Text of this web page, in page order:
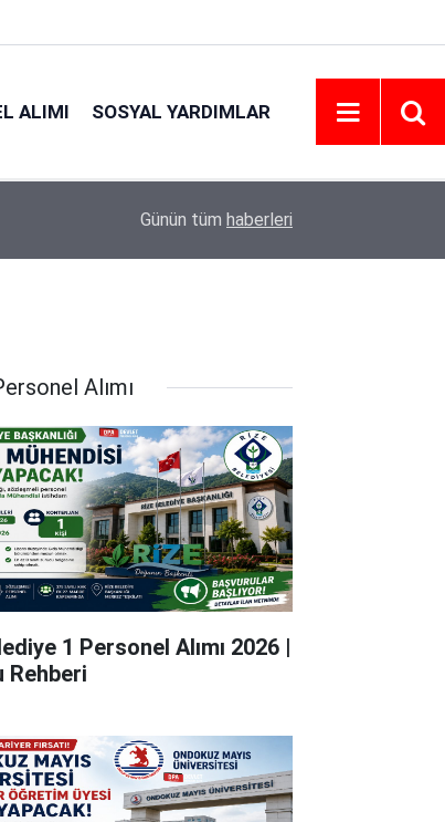
ALIMI SOSYAL YARDIMLAR
Eskişehir Osmangazi Üniversitesi 203 Personel
Günün tüm haberleri
Alımı
1 Personel Alımı 2026 |
Rehberi